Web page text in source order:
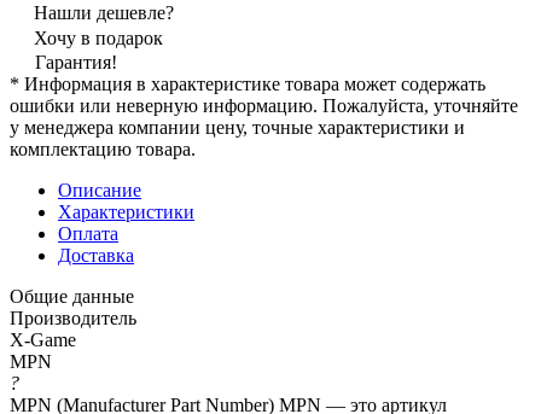
Нашли дешевле?
Хочу в подарок
Гарантия!
* Информация в характеристике товара может содержать
ошибки или неверную информацию. Пожалуйста, уточняйте
у менеджера компании цену, точные характеристики и
комплектацию товара.
Описание
Характеристики
Оплата
Доставка
Общие данные
Производитель
X-Game
MPN
?
MPN (Manufacturer Part Number) MPN — это артикул